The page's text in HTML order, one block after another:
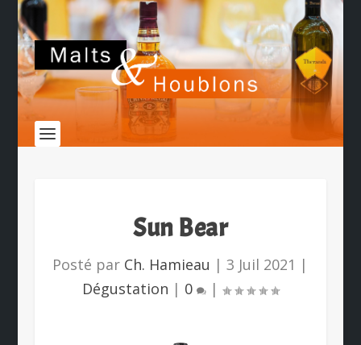
Sun Bear
Posté par Ch. Hamieau |3 Juil 2021 |
Dégustation | 0 |